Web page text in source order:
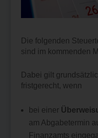
Die folgenden
sind im kommenden
Dabei gilt
fristgerecht, wenn
bei einer
am Abgabetermin
Finanzamts